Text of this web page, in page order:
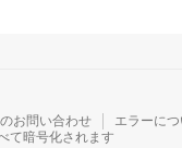
お問い合わせ
エラーに
て暗号化されます